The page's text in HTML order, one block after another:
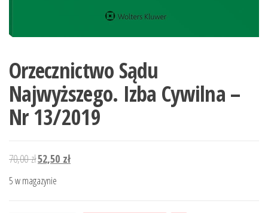
Orzecznictwo Sądu
Najwyższego. Izba Cywilna –
Nr 13/2019
70,00złPierwotna
cena
wynosiła:
52,50 złAktualna
5 w magazynie